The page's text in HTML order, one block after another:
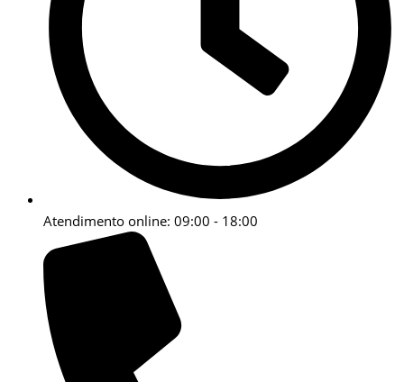
Atendimento online: 09:00 - 18:00